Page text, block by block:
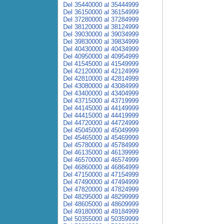
Del 35440000 al 35444999
Del 36150000 al 36154999
Del 37280000 al 37284999
Del 38120000 al 38124999
Del 39030000 al 39034999
Del 39830000 al 39834999
Del 40430000 al 40434999
Del 40950000 al 40954999
Del 41545000 al 41549999
Del 42120000 al 42124999
Del 42810000 al 42814999
Del 43080000 al 43084999
Del 43400000 al 43404999
Del 43715000 al 43719999
Del 44145000 al 44149999
Del 44415000 al 44419999
Del 44720000 al 44724999
Del 45045000 al 45049999
Del 45465000 al 45469999
Del 45780000 al 45784999
Del 46135000 al 46139999
Del 46570000 al 46574999
Del 46860000 al 46864999
Del 47150000 al 47154999
Del 47490000 al 47494999
Del 47820000 al 47824999
Del 48295000 al 48299999
Del 48605000 al 48609999
Del 49180000 al 49184999
Del 50355000 al 50359999